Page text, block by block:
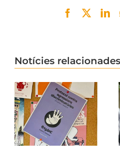
Facebook
Twitter
Notícies relacionades